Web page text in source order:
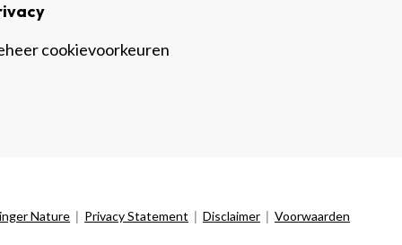
cookievoorkeuren
Nature | Privacy Statement | Disclaimer | Voorwaarden